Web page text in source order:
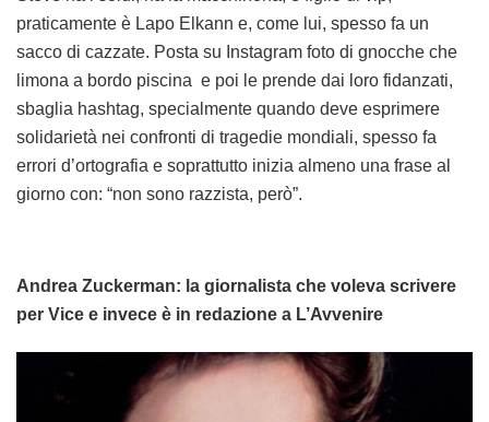
praticamente è Lapo Elkann e, come lui, spesso fa un
sacco di cazzate. Posta su Instagram foto di gnocche che
limona a bordo piscina e poi le prende dai loro fidanzati,
sbaglia hashtag, specialmente quando deve esprimere
solidarietà nei confronti di tragedie mondiali, spesso fa
errori d’ortografia e soprattutto inizia almeno una frase al
giorno con: “non sono razzista, però”.
Andrea Zuckerman: la giornalista che voleva scrivere
per Vice e invece è in redazione a L’Avvenire